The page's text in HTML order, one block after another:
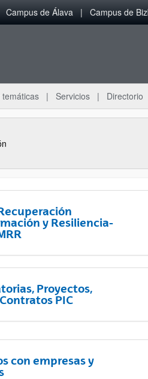
Campus de Álava Campus de
temáticas Servicios Directorio
y Resiliencia-
Proyectos,
PIC
con empresas y